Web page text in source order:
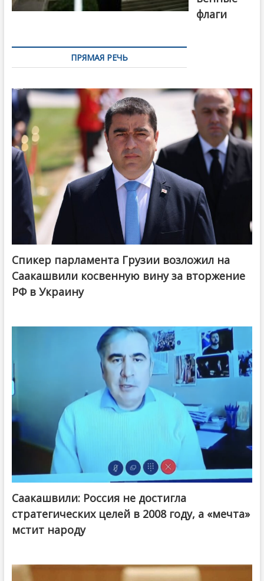
флаги
ПРЯМАЯ РЕЧЬ
Спикер парламента Грузии возложил на
Саакашвили косвенную вину за вторжение
РФ в Украину
Саакашвили: Россия не достигла
стратегических целей в 2008 году, а «мечта»
мстит народу